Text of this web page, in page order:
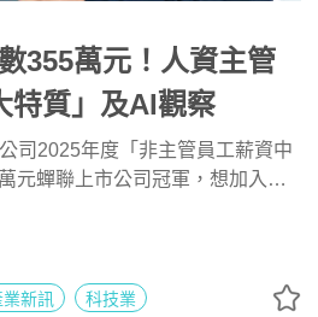
355萬元！人資主管
特質」及AI觀察
司2025年度「非主管員工薪資中
元蟬聯上市公司冠軍，想加入這
的人才特質？在AI時代下，聯發
會給求職者什麼樣的建議？聯發
業新訊 科技業